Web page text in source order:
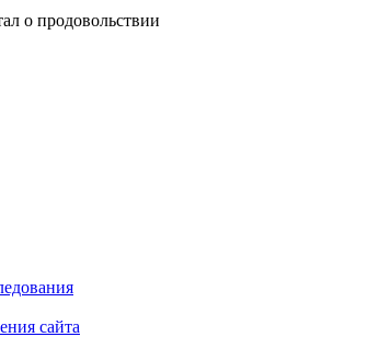
о продовольствии
сайта